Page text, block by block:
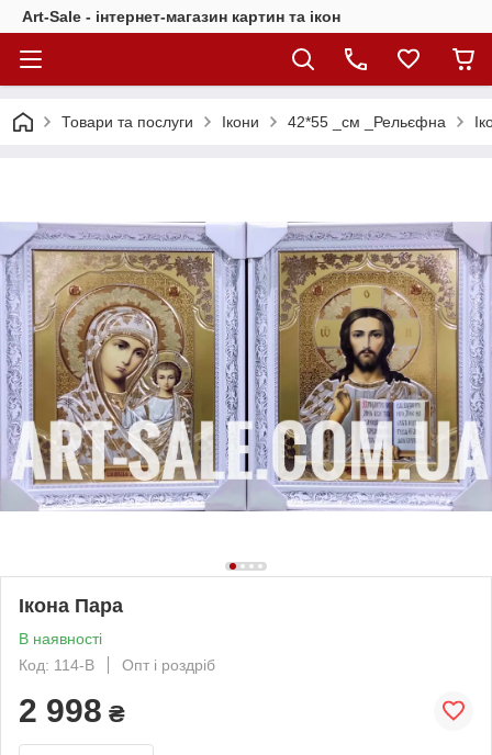
Art-Sale - інтернет-магазин картин та ікон
Товари та послуги Ікони 42*55 _см _Рельєфна
Ікона Пара
В наявності
Код: 114-B
Опт і роздріб
2 998 ₴